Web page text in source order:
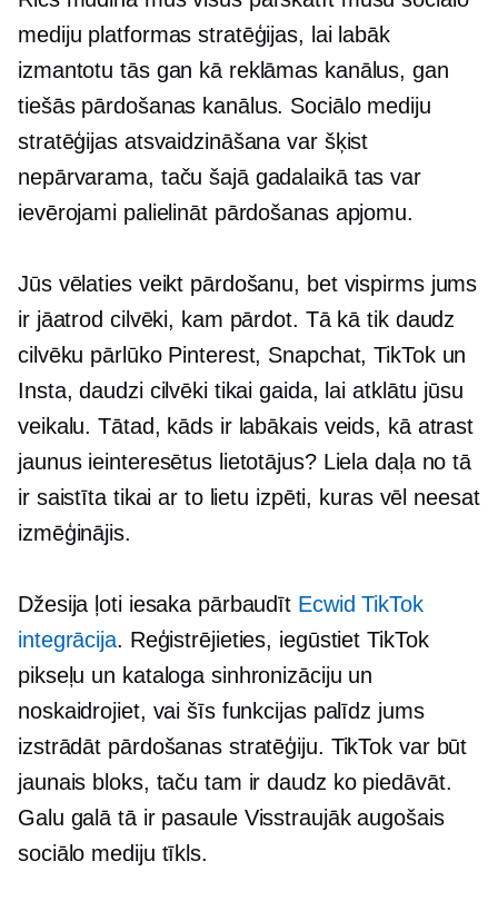
mediju platformas stratēģijas, lai labāk
izmantotu tās gan kā reklāmas kanālus, gan
tiešās pārdošanas kanālus. Sociālo mediju
stratēģijas atsvaidzināšana var šķist
nepārvarama, taču šajā gadalaikā tas var
ievērojami palielināt pārdošanas apjomu.
Jūs vēlaties veikt pārdošanu, bet vispirms jums
ir jāatrod cilvēki, kam pārdot. Tā kā tik daudz
cilvēku pārlūko Pinterest, Snapchat, TikTok un
Insta, daudzi cilvēki tikai gaida, lai atklātu jūsu
veikalu. Tātad, kāds ir labākais veids, kā atrast
jaunus ieinteresētus lietotājus? Liela daļa no tā
ir saistīta tikai ar to lietu izpēti, kuras vēl neesat
izmēģinājis.
Džesija ļoti iesaka pārbaudīt Ecwid TikTok
integrācija. Reģistrējieties, iegūstiet TikTok
pikseļu un kataloga sinhronizāciju un
noskaidrojiet, vai šīs funkcijas palīdz jums
izstrādāt pārdošanas stratēģiju. TikTok var būt
jaunais bloks, taču tam ir daudz ko piedāvāt.
Galu galā tā ir pasaule Visstraujāk augošais
sociālo mediju tīkls.